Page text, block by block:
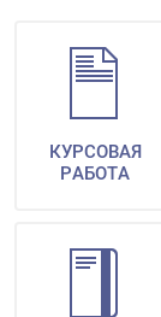
КУРСОВАЯ
РАБОТА